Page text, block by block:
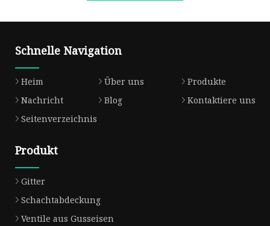
Schnelle Navigation
Heim Über uns
Produkte
Nachricht
Blog
Kontaktiere uns
Seitenverzeichnis
Produkt
Gitter
Schachtabdeckung
Ventile aus Gusseisen